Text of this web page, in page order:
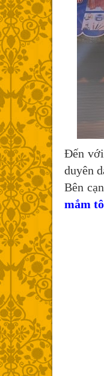
Đến với
duyên
Bên
mắm